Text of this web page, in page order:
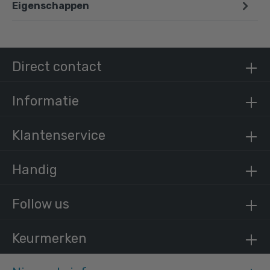
Eigenschappen
€ 12,40 incl. BTW
€ 10,25 excl. BTW
Follow us
Keurmerken
Direct contact
Informatie
Klantenservice
Handig